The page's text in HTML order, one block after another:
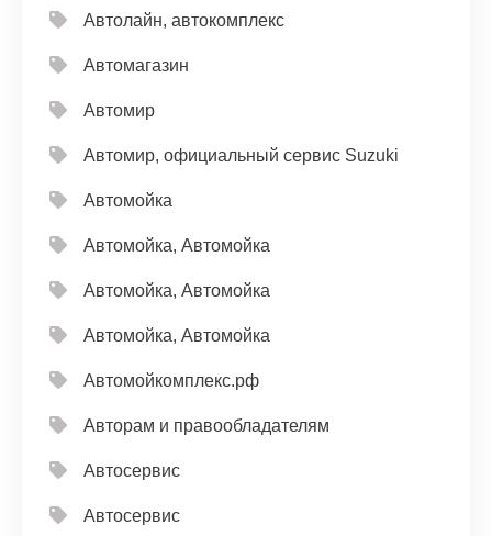
Автолайн, автокомплекс
Автомагазин
Автомир
Автомир, официальный сервис Suzuki
Автомойка
Автомойка, Автомойка
Автомойка, Автомойка
Автомойка, Автомойка
Автомойкомплекс.рф
Авторам и правообладателям
Автосервис
Автосервис